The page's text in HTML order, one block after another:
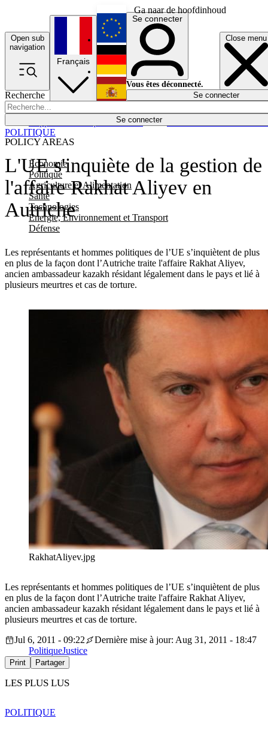
Ga naar de hoofdinhoud
Open sub
navigation
Close menu
Recherche
Se connecter
POLICY AREAS
Economie
Politique
Agriculture et Alimentation
Santé
Technologies
Energie, Environnement et Transport
Défense
Économie
Français
English
Deutsch
Español
Se connecter
Vous êtes déconnecté.
Se connecter
L'UE s'inquiète de la gestion de
l'affaire Rakhat Aliyev en
Autriche
Les représentants et hommes politiques de l’UE s’inquiètent de plus
en plus de la façon dont l’Autriche traite l'affaire Rakhat Aliyev,
ancien ambassadeur kazakh résidant légalement dans le pays et lié à
plusieurs meurtres et cas de torture.
POLITIQUE
RakhatAliyev.jpg
Les représentants et hommes politiques de l’UE s’inquiètent de plus
en plus de la façon dont l’Autriche traite l'affaire Rakhat Aliyev,
ancien ambassadeur kazakh résidant légalement dans le pays et lié à
plusieurs meurtres et cas de torture.
Jul 6, 2011 - 09:22
Dernière mise à jour: Aug 31, 2011 - 18:47
PolitiqueJustice
Print Partager
LES PLUS LUS
POLITIQUE